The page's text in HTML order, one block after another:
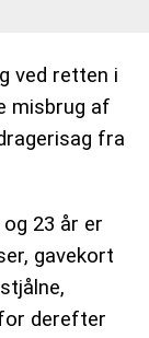
ved retten i
misbrug af
fra
23 år er
gavekort
derefter